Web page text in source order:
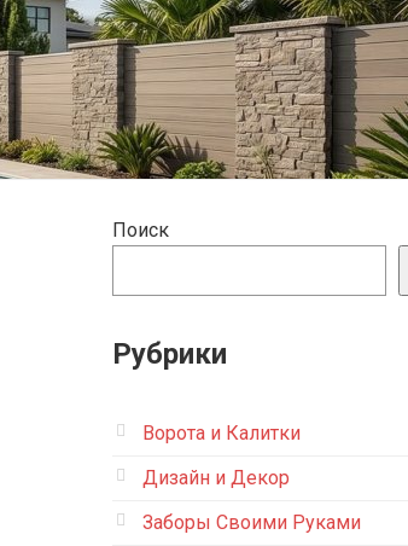
Поиск
Рубрики
Ворота и Калитки
Дизайн и Декор
Заборы Своими Руками